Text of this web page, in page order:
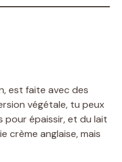
est faite avec des
végétale, tu peux
pour épaissir, et du lait
crème anglaise, mais